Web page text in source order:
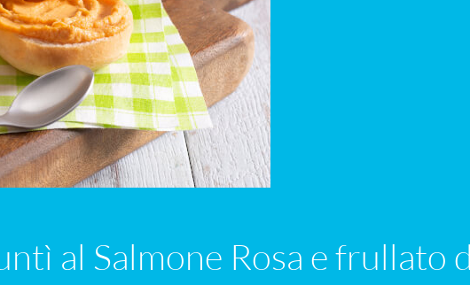
al Salmone Rosa e frullato